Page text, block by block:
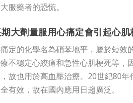
服藥者的恐慌。
大劑量服用心痛定會引起心肌
定的化學名為硝苯地平，屬於短效
不穩定心絞痛和急性心肌梗死等，
故也用於高血壓治療。20世紀80
有效，故在國內應用日趨廣泛。